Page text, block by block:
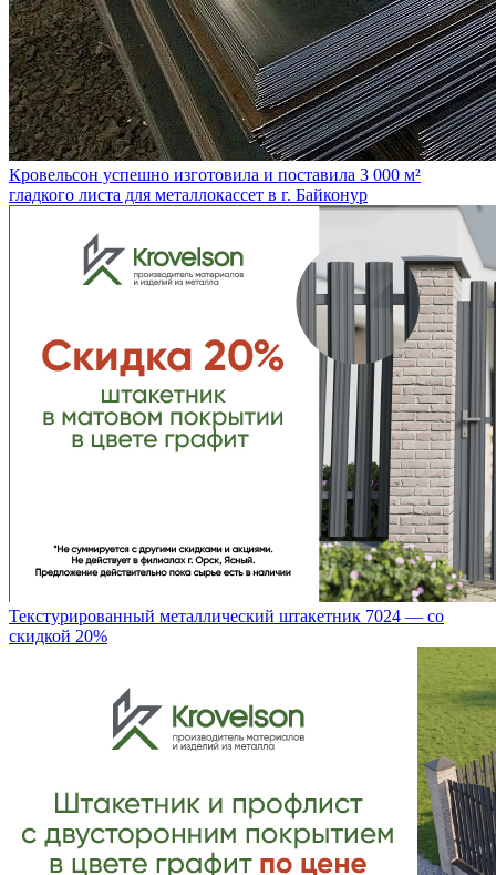
Кровельсон успешно изготовила и поставила 3 000 м²
гладкого листа для металлокассет в г. Байконур
Текстурированный металлический штакетник 7024 — со
скидкой 20%